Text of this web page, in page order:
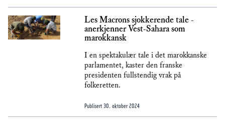
Les Macrons sjokkerende tale -
anerkjenner Vest-Sahara som
marokkansk
I en spektakulær tale i det marokkanske
parlamentet, kaster den franske
presidenten fullstendig vrak på
folkeretten.
Publisert 30. oktober 2024